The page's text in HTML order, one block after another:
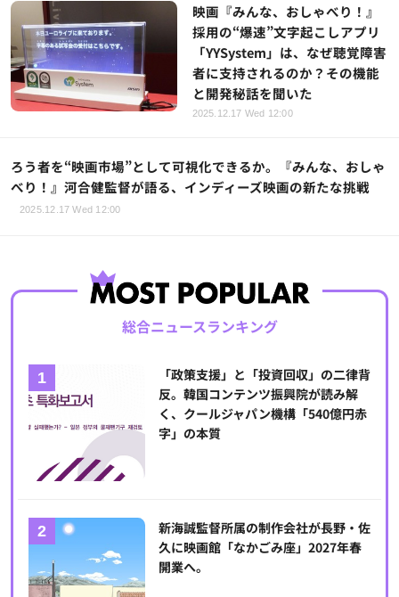
映画『みんな、おしゃべり！』
採用の“爆速”文字起こしアプリ
「YYSystem」は、なぜ聴覚障害
者に支持されるのか？その機能
と開発秘話を聞いた
2025.12.17 Wed 12:00
ろう者を“映画市場”として可視化できるか。『みんな、おしゃ
べり！』河合健監督が語る、インディーズ映画の新たな挑戦
2025.12.17 Wed 12:00
総合ニュースランキング
「政策支援」と「投資回収」の二律背
反。韓国コンテンツ振興院が読み解
く、クールジャパン機構「540億円赤
字」の本質
新海誠監督所属の制作会社が長野・佐
久に映画館「なかごみ座」2027年春
開業へ。